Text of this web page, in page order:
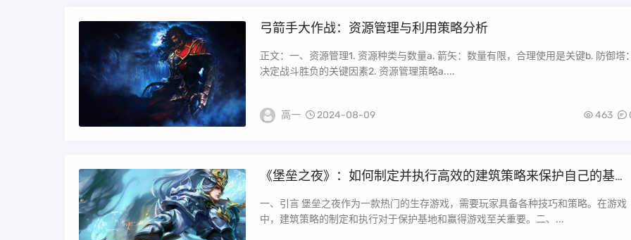
弓箭手大作战：资源管理与利用策略分析
正文：一、资源管理1. 资源种类与数量a. 箭矢：数量有限，合理使用是关键b. 防御塔：
决定战斗胜负的关键因素2. 资源管理策略a....
高一 2024-08-09 463
《堡垒之夜》：如何制定并执行高效的建筑策略来保护自己的基
一、引言 堡垒之夜作为一款热门的生存游戏，需要玩家具备各种技巧和策略。在游戏
中，建筑策略的制定和执行对于保护基地和赢得游戏至关重要。二、...